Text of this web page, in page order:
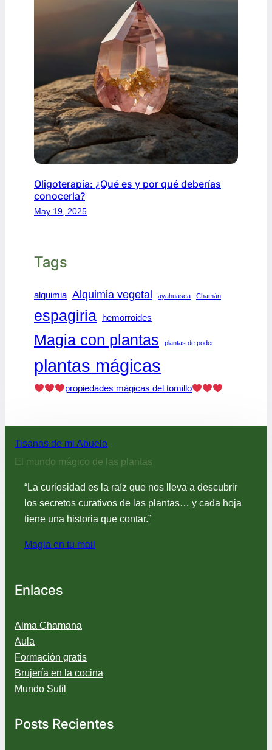
Oligoterapia: ¿Qué es y por qué deberías
conocerla?
May 19, 2025
Tags
alquimia Alquimia vegetal ayahuasca Chamán
espagiria hemorroides
Magia con plantas plantas de poder
plantas mágicas
propiedades mágicas del tomillo
Tisanas de mi Abuela
El mundo mágico de las plantas
“La curiosidad es la raíz que nos lleva a descubrir
los secretos curativos de las plantas… y cada hoja
tiene una historia que contar.”
Magia en tu mail
Enlaces
Alma Chamana
Aula
Formación gratis
Brujería en la cocina
Mundo Sutil
Posts Recientes